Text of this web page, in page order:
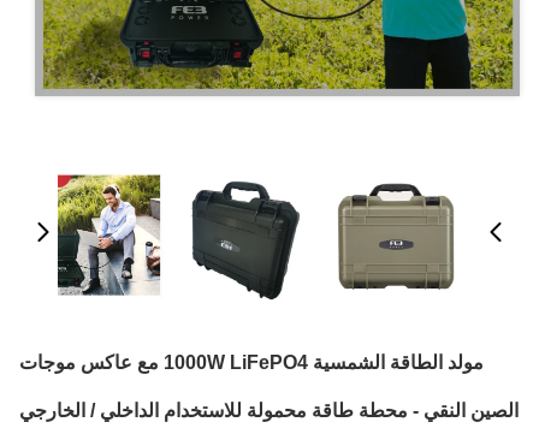
مولد الطاقة الشمسية 1000W LiFePO4 مع عاكس موجات
الصين النقي - محطة طاقة محمولة للاستخدام الداخلي / الخارجي